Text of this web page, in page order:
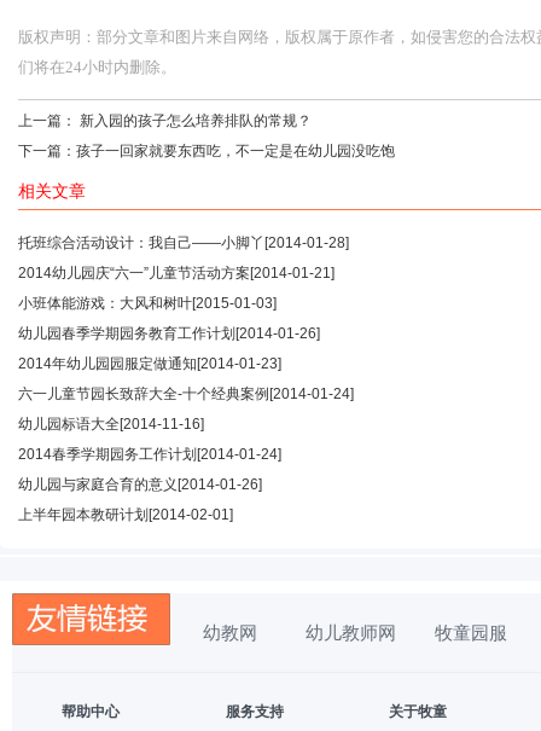
版权声明：部分文章和图片来自网络，版权属于原作者，如侵害您的合法
们将在24小时内删除。
上一篇： 新入园的孩子怎么培养排队的常规？
下一篇： 孩子一回家就要东西吃，不一定是在幼儿园没吃饱
相关文章
托班综合活动设计：我自己——小脚丫 [2014-01-28]
2014幼儿园庆“六一”儿童节活动方案 [2014-01-21]
小班体能游戏：大风和树叶[2015-01-03]
幼儿园春季学期园务教育工作计划 [2014-01-26]
2014年幼儿园园服定做通知 [2014-01-23]
六一儿童节园长致辞大全-十个经典案例 [2014-01-24]
幼儿园标语大全[2014-11-16]
2014春季学期园务工作计划 [2014-01-24]
幼儿园与家庭合育的意义 [2014-01-26]
上半年园本教研计划 [2014-02-01]
幼教网 幼儿教师网 牧童园服
帮助中心 服务支持 关于牧童